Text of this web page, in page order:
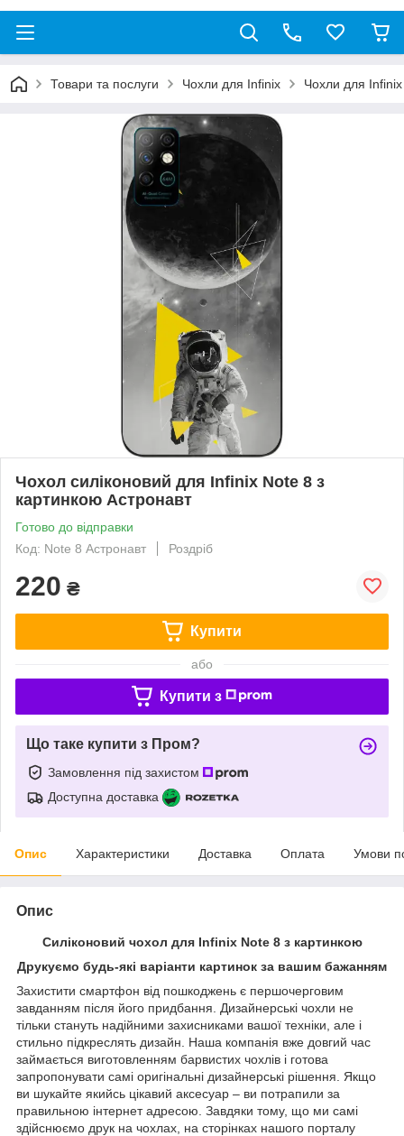
Товари та послуги Чохли для Infinix Чохли для
Чохол силіконовий для Infinix Note 8 з
картинкою Астронавт
Готово до відправки
Код: Note 8 Астронавт
Роздріб
220 ₴
Купити
або
Купити з
Що таке купити з Пром?
Замовлення під захистом
Доступна доставка
Опис Характеристики Доставка Оплата Умови
Опис
Силіконовий чохол для Infinix Note 8 з картинкою
Друкуємо будь-які варіанти картинок за вашим бажанням
Захистити смартфон від пошкоджень є першочерговим
завданням після його придбання. Дизайнерські чохли не
тільки стануть надійними захисниками вашої техніки, але і
стильно підкреслять дизайн. Наша компанія вже довгий час
займається виготовленням барвистих чохлів і готова
запропонувати самі оригінальні дизайнерські рішення. Якщо
ви шукайте якийсь цікавий аксесуар – ви потрапили за
правильною інтернет адресою. Завдяки тому, що ми самі
здійснюємо друк на чохлах, на сторінках нашого порталу